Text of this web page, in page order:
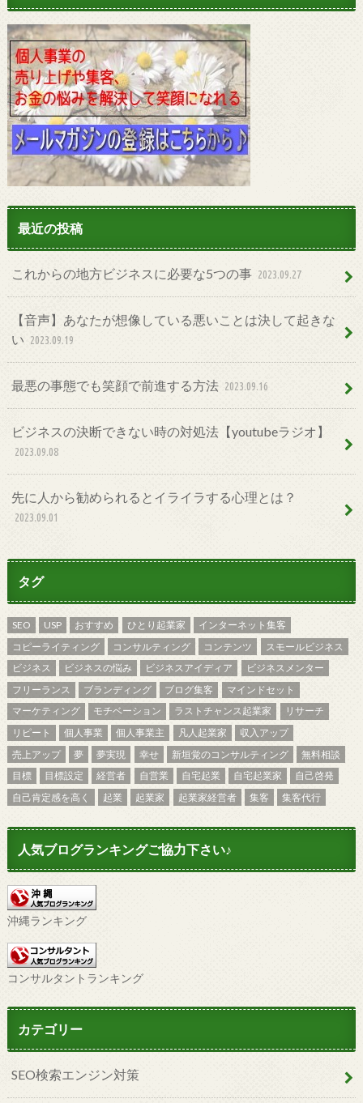
最近の投稿
これからの地方ビジネスに必要な5つの事 2023.09.27
【音声】あなたが想像している悪いことは決して起きな
い 2023.09.19
最悪の事態でも笑顔で前進する方法 2023.09.16
ビジネスの決断できない時の対処法【youtubeラジオ】
2023.09.08
先に人から勧められるとイライラする心理とは？
2023.09.01
タグ
SEO USP おすすめ ひとり起業家
インターネット集客
コピーライティング
コンサルティング コンテンツ
スモールビジネス
ビジネス
ビジネスの悩み ビジネスアイディア
ビジネスメンター
フリーランス
ブランディング ブログ集客
マインドセット
マーケティング
モチベーション ラストチャンス起業家
リサーチ
リピート
個人事業 個人事業主 凡人起業家
収入アップ
売上アップ
夢 夢実現 幸せ 新垣覚のコンサルティング
無料相談
目標
目標設定 経営者 自営業 自宅起業 自宅起業家
自己啓発
自己肯定感を高く
起業 起業家 起業家経営者 集客 集客代行
人気ブログランキングご協力下さい♪
沖縄ランキング
コンサルタントランキング
カテゴリー
SEO検索エンジン対策